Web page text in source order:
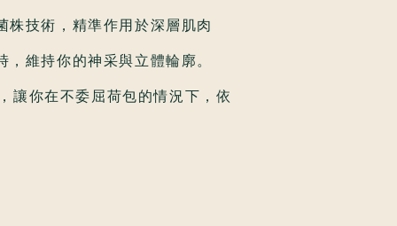
株技術，精準作用於深層肌肉
維持你的神采與立體輪廓。
讓你在不委屈荷包的情況下，依